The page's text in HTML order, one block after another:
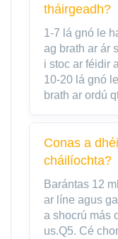
tháirgeadh?
1-7 lá gnó le
ag brath ar ár
i stoc ar féidir
10-20 lá gnó
brath ar ordú
Conas a
cháilíochta?
Barántas 12
ar líne agus
a shocrú más
us.Q5. Cé